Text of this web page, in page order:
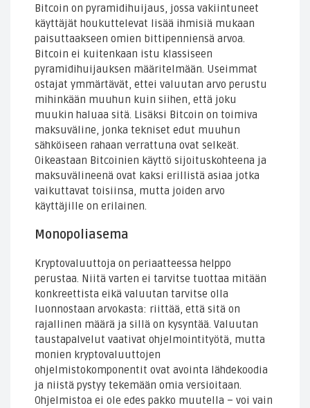
Bitcoin on pyramidihuijaus, jossa vakiintuneet
käyttäjät houkuttelevat lisää ihmisiä mukaan
paisuttaakseen omien bittipenniensä arvoa.
Bitcoin ei kuitenkaan istu klassiseen
pyramidihuijauksen määritelmään. Useimmat
ostajat ymmärtävät, ettei valuutan arvo perustu
mihinkään muuhun kuin siihen, että joku
muukin haluaa sitä. Lisäksi Bitcoin on toimiva
maksuväline, jonka tekniset edut muuhun
sähköiseen rahaan verrattuna ovat selkeät.
Oikeastaan Bitcoinien käyttö sijoituskohteena ja
maksuvälineenä ovat kaksi erillistä asiaa jotka
vaikuttavat toisiinsa, mutta joiden arvo
käyttäjille on erilainen.
Monopoliasema
Kryptovaluuttoja on periaatteessa helppo
perustaa. Niitä varten ei tarvitse tuottaa mitään
konkreettista eikä valuutan tarvitse olla
luonnostaan arvokasta: riittää, että sitä on
rajallinen määrä ja sillä on kysyntää. Valuutan
taustapalvelut vaativat ohjelmointityötä, mutta
monien kryptovaluuttojen
ohjelmistokomponentit ovat avointa lähdekoodia
ja niistä pystyy tekemään omia versioitaan.
Ohjelmistoa ei ole edes pakko muutella – voi vain